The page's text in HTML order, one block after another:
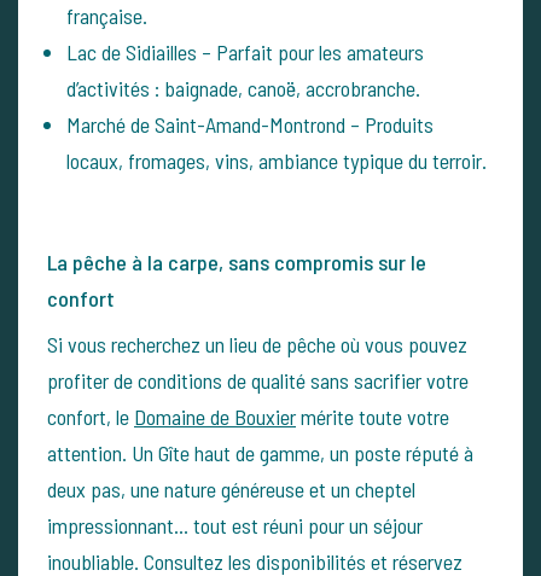
française.
Lac de Sidiailles – Parfait pour les amateurs
d’activités : baignade, canoë, accrobranche.
Marché de Saint-Amand-Montrond – Produits
locaux, fromages, vins, ambiance typique du terroir.
La pêche à la carpe, sans compromis sur le
confort
Si vous recherchez un lieu de pêche où vous pouvez
profiter de conditions de qualité sans sacrifier votre
confort, le Domaine de Bouxiermérite toute votre
attention. Un Gîte haut de gamme, un poste réputé à
deux pas, une nature généreuse et un cheptel
impressionnant… tout est réuni pour un séjour
inoubliable. Consultez les disponibilités et réservez